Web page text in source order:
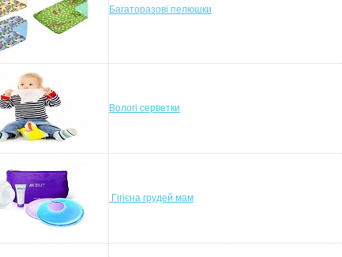
Багаторазові пелюшки
Вологі серветки
Гігієна грудей мам